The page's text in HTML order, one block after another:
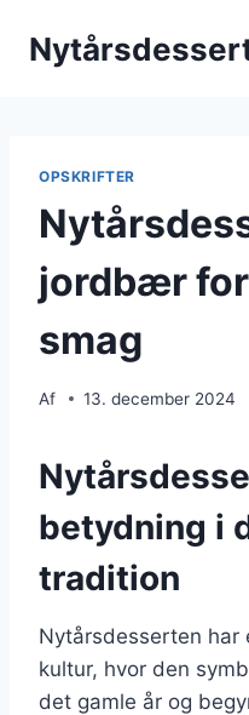
OPSKRIFTER
jordbær
smag
Af 13. december 2024
betydning i
tradition
Nytårsdesserten
kultur, hvor den
det gamle år og